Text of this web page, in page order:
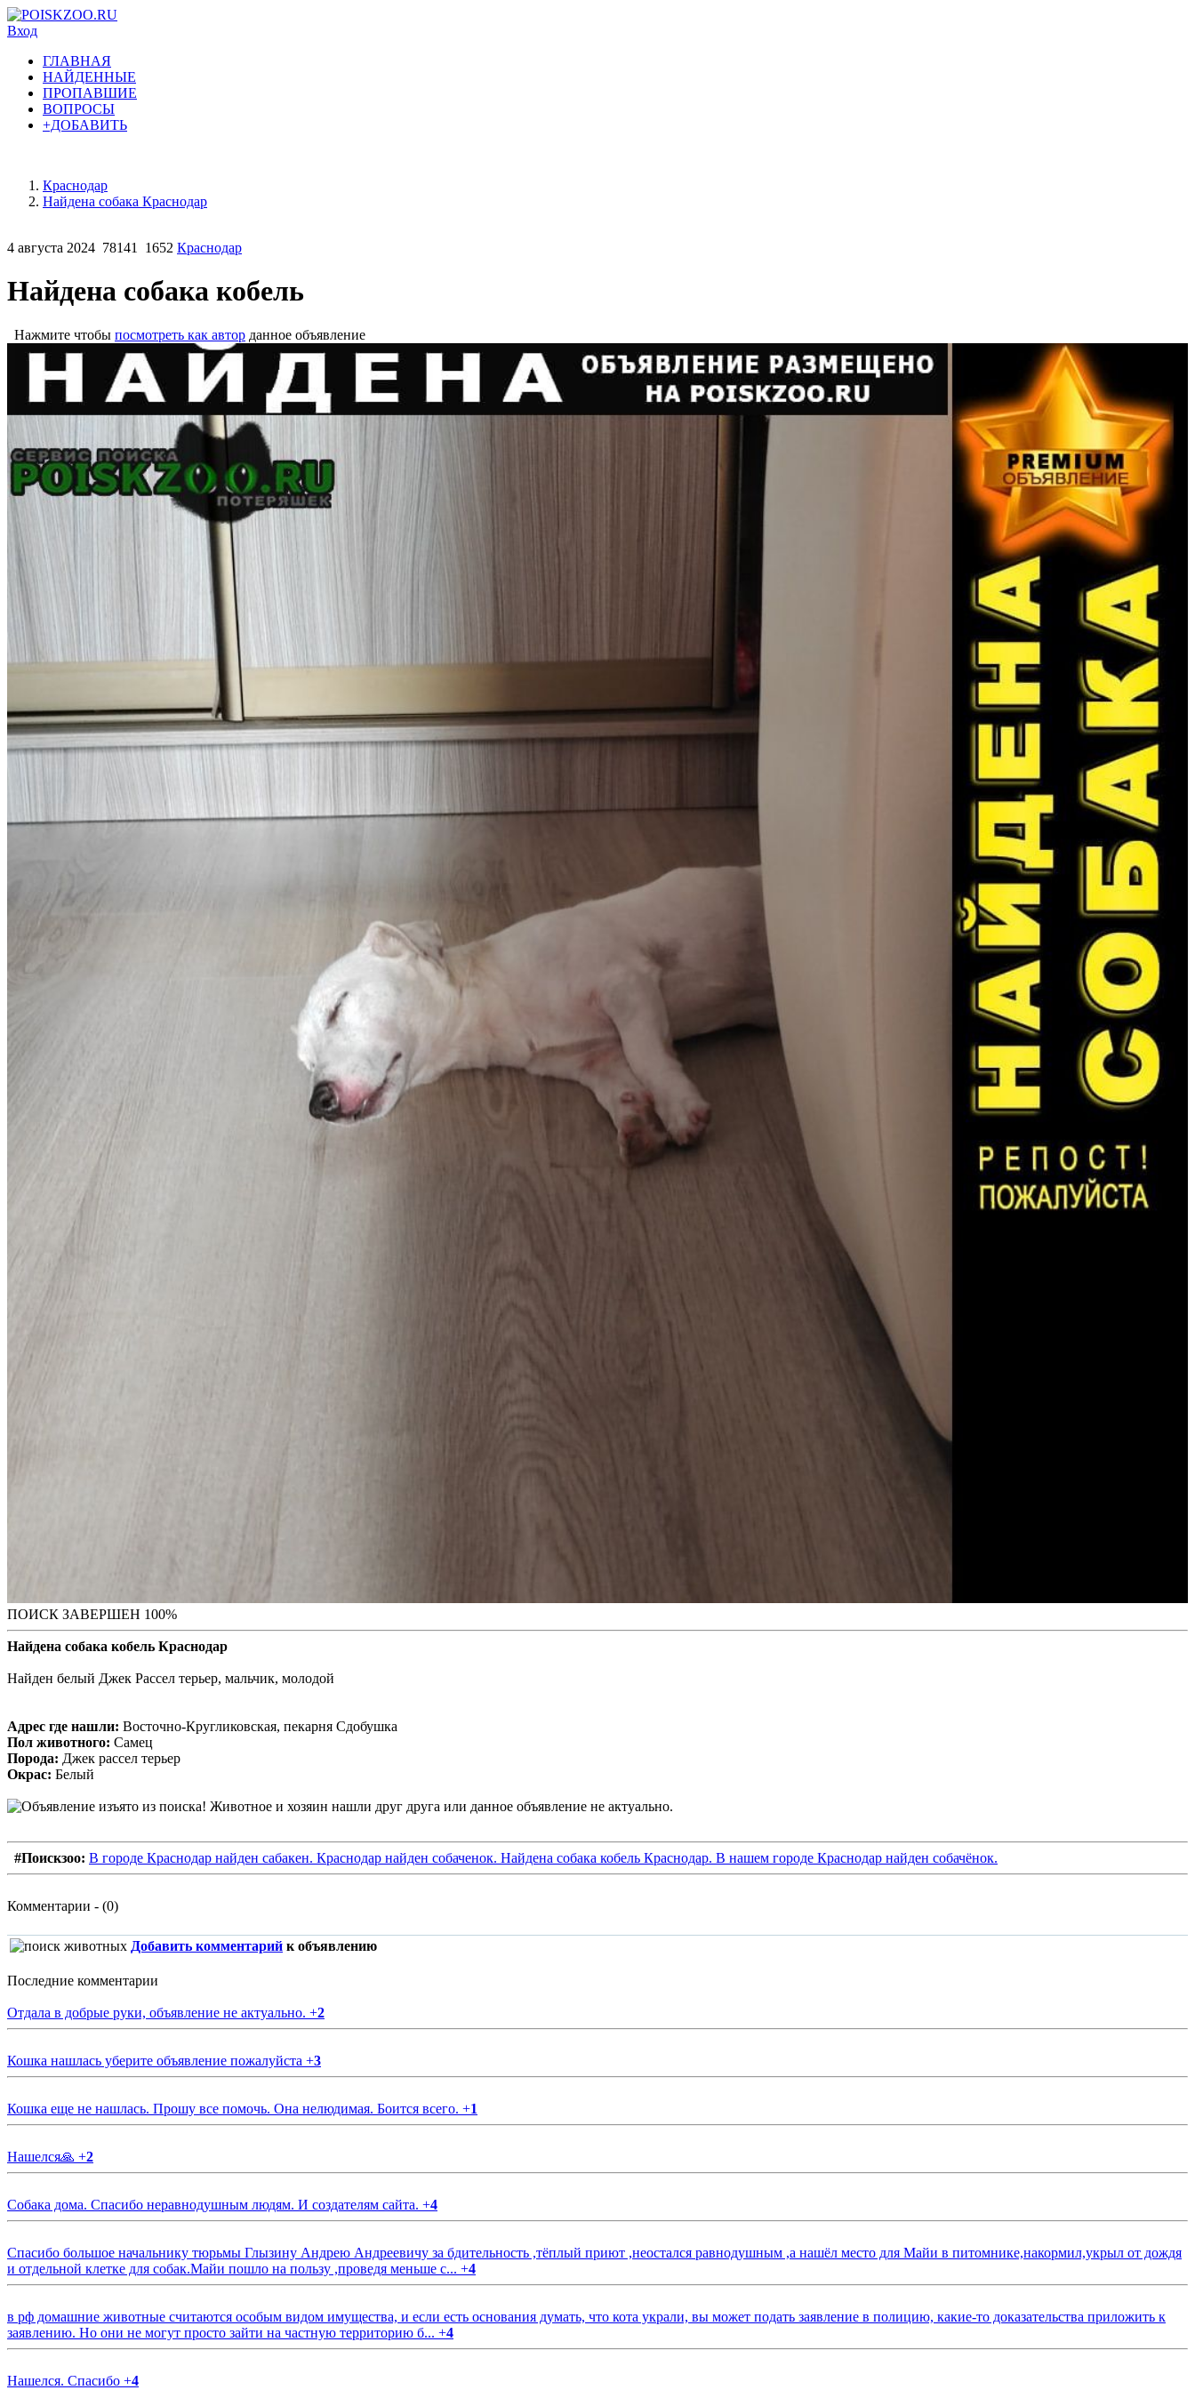
Вход
ГЛАВНАЯ
НАЙДЕННЫЕ
ПРОПАВШИЕ
ВОПРОСЫ
+ДОБАВИТЬ
Краснодар
Найдена собака Краснодар
4 августа 2024 78141 1652 Краснодар
Найдена собака кобель
Нажмите чтобы посмотреть как автор данное объявление
ПОИСК ЗАВЕРШЕН 100%
Найдена собака кобель Краснодар
Найден белый Джек Рассел терьер, мальчик, молодой
Адрес где нашли: Восточно-Кругликовская, пекарня Сдобушка
Пол животного: Самец
Порода: Джек рассел терьер
Окрас: Белый
#Поискзоо: В городе Краснодар найден сабакен. Краснодар найден собаченок. Найдена собака кобель Краснодар. В нашем городе Краснодар найден собачёнок.
Комментарии - (0)
Добавить комментарий к объявлению
Последние комментарии
Отдала в добрые руки, объявление не актуально. +2
Кошка нашлась уберите объявление пожалуйста +3
Кошка еще не нашлась. Прошу все помочь. Она нелюдимая. Боится всего. +1
Нашелся🙏 +2
Собака дома. Спасибо неравнодушным людям. И создателям сайта. +4
Спасибо большое начальнику тюрьмы Глызину Андрею Андреевичу за бдительность ,тёплый приют ,неостался равнодушным ,а нашёл место для Майи в питомнике,накормил,укрыл от дождя
и отдельной клетке для собак.Майи пошло на пользу ,проведя меньше с... +4
в рф домашние животные считаются особым видом имущества, и если есть основания думать, что кота украли, вы может подать заявление в полицию, какие-то доказательства приложить к
заявлению. Но они не могут просто зайти на частную территорию б... +4
Нашелся. Спасибо +4